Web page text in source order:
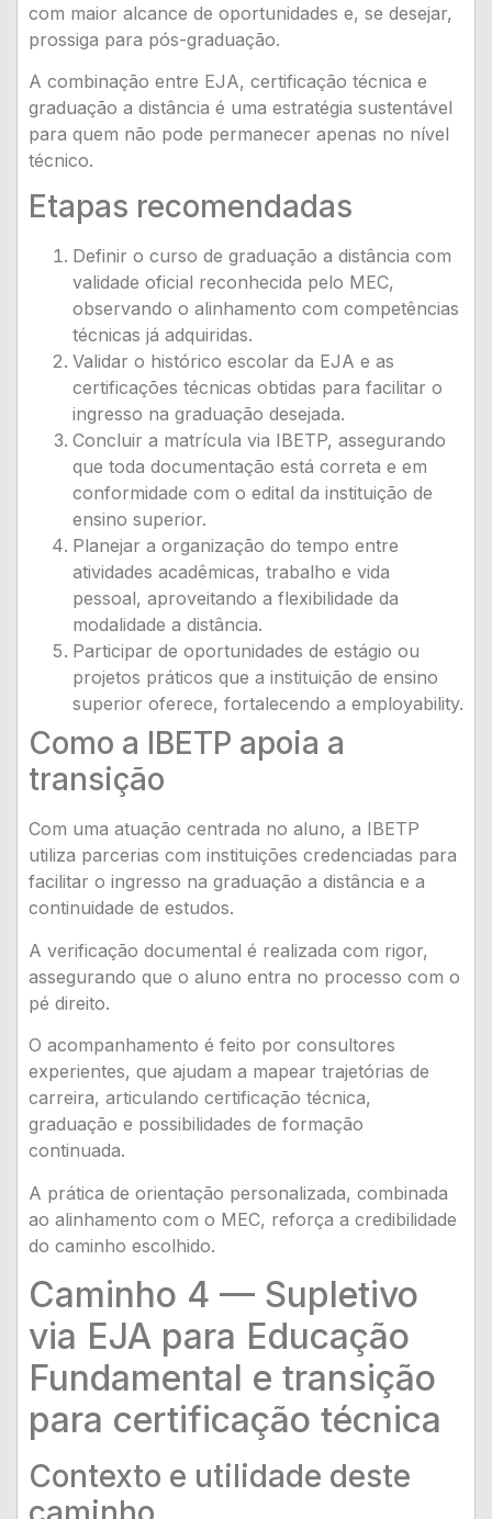
com maior alcance de oportunidades e, se desejar,
prossiga para pós-graduação.
A combinação entre EJA, certificação técnica e
graduação a distância é uma estratégia sustentável
para quem não pode permanecer apenas no nível
técnico.
Etapas recomendadas
Definir o curso de graduação a distância com
validade oficial reconhecida pelo MEC,
observando o alinhamento com competências
técnicas já adquiridas.
Validar o histórico escolar da EJA e as
certificações técnicas obtidas para facilitar o
ingresso na graduação desejada.
Concluir a matrícula via IBETP, assegurando
que toda documentação está correta e em
conformidade com o edital da instituição de
ensino superior.
Planejar a organização do tempo entre
atividades acadêmicas, trabalho e vida
pessoal, aproveitando a flexibilidade da
modalidade a distância.
Participar de oportunidades de estágio ou
projetos práticos que a instituição de ensino
superior oferece, fortalecendo a employability.
Como a IBETP apoia a
transição
Com uma atuação centrada no aluno, a IBETP
utiliza parcerias com instituições credenciadas para
facilitar o ingresso na graduação a distância e a
continuidade de estudos.
A verificação documental é realizada com rigor,
assegurando que o aluno entra no processo com o
pé direito.
O acompanhamento é feito por consultores
experientes, que ajudam a mapear trajetórias de
carreira, articulando certificação técnica,
graduação e possibilidades de formação
continuada.
A prática de orientação personalizada, combinada
ao alinhamento com o MEC, reforça a credibilidade
do caminho escolhido.
Caminho 4 — Supletivo
via EJA para Educação
Fundamental e transição
para certificação técnica
Contexto e utilidade deste